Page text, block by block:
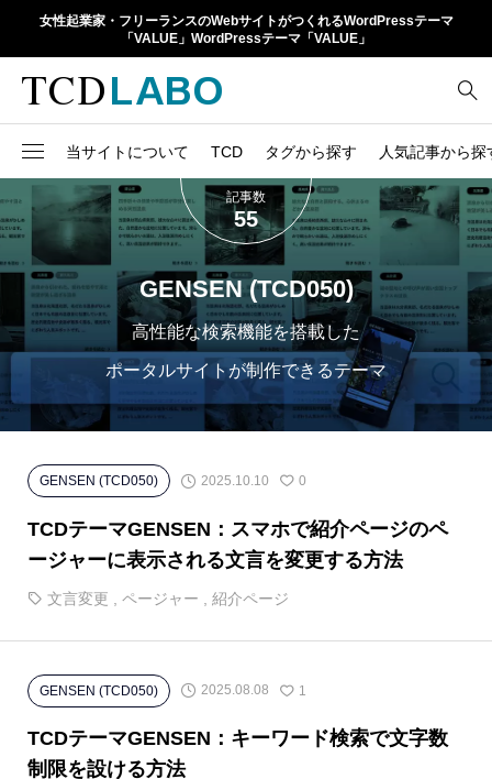
女性起業家・フリーランスのWebサイトがつくれるWordPressテーマ
「VALUE」WordPressテーマ「VALUE」
当サイトについて TCD タグから探す 人気記事から探
1カラム 13
Google Map 20
Gutenberg 6
h1 14
17
meta title 39
retinaディスプレイ
SNS
SNSアイコン
TCDクラシックエディタ
ラグイン
TCD LABOとは
TCDテーマ一覧
ファイルの編集方法
WordPressテーマ比較
人気ランキング
アップデート情報
よくあるご質問
GENSEN (TCD050)
高性能な検索機能を搭載した
ポータルサイトが制作できるテーマ
記事数
55
GENSEN (TCD050) 2025.10.10 0
TCDテーマGENSEN：スマホで紹介ページのペ
ージャーに表示される文言を変更する方法
文言変更 ページャー 紹介ページ
GENSEN (TCD050) 2025.08.08 1
TCDテーマGENSEN：キーワード検索で文字数
制限を設ける方法